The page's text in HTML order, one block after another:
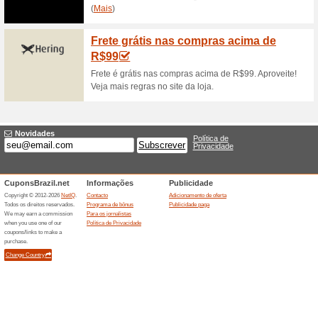
Confira os últimos
adquirir vestidos com preços
modelos diversos,
Linha Yoboh com até
63% funcionou
Compre a Linha Yoboh, a